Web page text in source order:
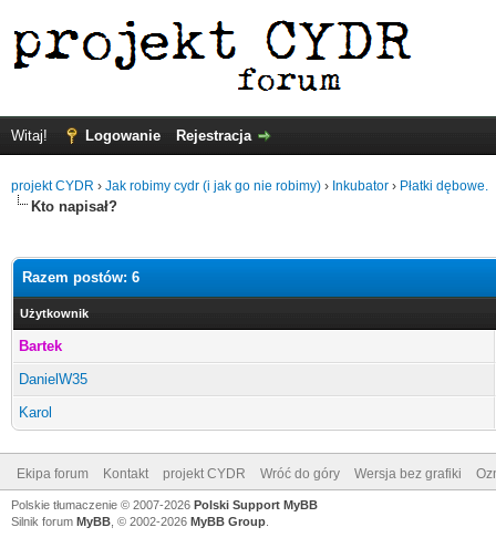
Witaj! Logowanie Rejestracja
projekt CYDR › Jak robimy cydr (i jak go nie robimy) › Inkubator › Płatki dębowe.
Kto napisał?
Razem postów: 6
Użytkownik
Bartek
DanielW35
Karol
Ekipa forum Kontakt projekt CYDR Wróć do góry Wersja bez grafiki
Polskie tłumaczenie © 2007-2026 Polski Support MyBB
Silnik forum MyBB , © 2002-2026 MyBB Group